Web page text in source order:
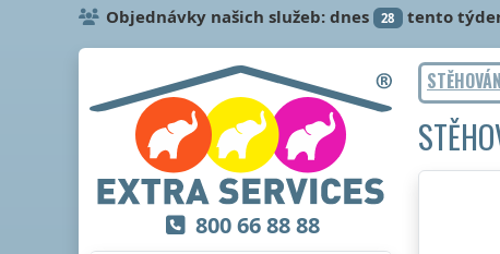
Objednávky našich služeb: dnes 28 tento
800 66 88 88